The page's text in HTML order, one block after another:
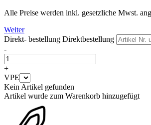
Alle Preise werden inkl. gesetzliche Mwst.
Weiter
Direkt- bestellung Direktbestellung
-
+
VPE
Kein Artikel gefunden
Artikel wurde zum Warenkorb hinzugefügt